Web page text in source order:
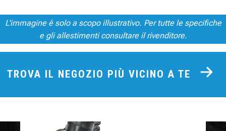
L'immagine è solo a scopo illustrativo. Per tutte le specifiche
e gli allestimenti consultare il rivenditore.
TROVA IL NEGOZIO PIÙ VICINO A TE